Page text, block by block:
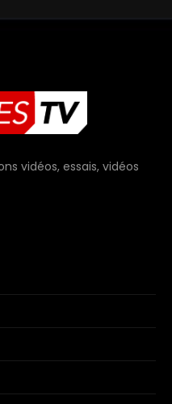
vidéos, essais, vidéos